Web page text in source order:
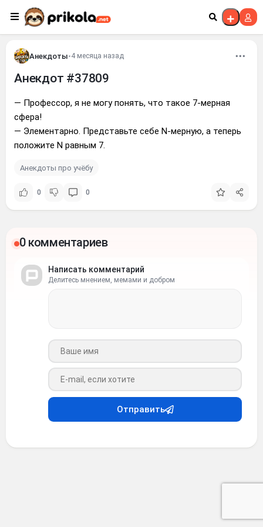
Перейти к контенту
Анекдоты•4 месяца назад
Анекдот #37809
— Профессор, я не могу понять, что такое 7-мерная
сфера!
— Элементарно. Представьте себе N-мерную, а теперь
положите N равным 7.
Анекдоты про учёбу
0 0
0 комментариев
Написать комментарий
Делитесь мнением, мемами и добром
Ваше имя
Ваш e-mail
Отправить